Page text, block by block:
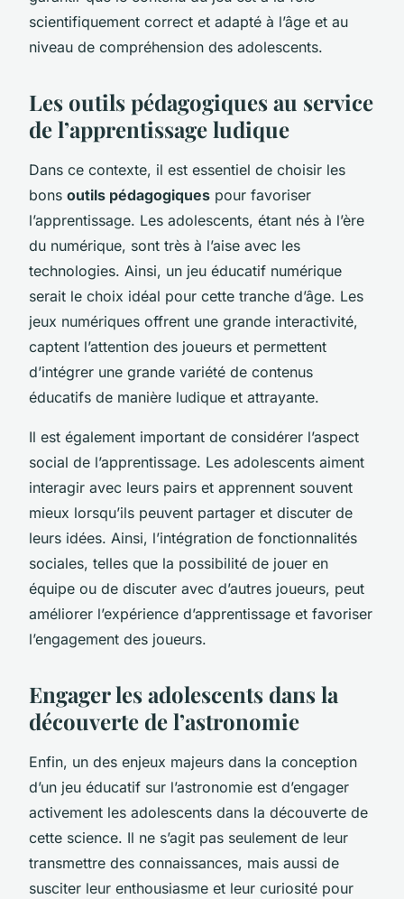
scientifiquement correct et adapté à l’âge et au
niveau de compréhension des adolescents.
Les outils pédagogiques au service
de l’apprentissage ludique
Dans ce contexte, il est essentiel de choisir les
bons outils pédagogiques pour favoriser
l’apprentissage. Les adolescents, étant nés à l’ère
du numérique, sont très à l’aise avec les
technologies. Ainsi, un jeu éducatif numérique
serait le choix idéal pour cette tranche d’âge. Les
jeux numériques offrent une grande interactivité,
captent l’attention des joueurs et permettent
d’intégrer une grande variété de contenus
éducatifs de manière ludique et attrayante.
Il est également important de considérer l’aspect
social de l’apprentissage. Les adolescents aiment
interagir avec leurs pairs et apprennent souvent
mieux lorsqu’ils peuvent partager et discuter de
leurs idées. Ainsi, l’intégration de fonctionnalités
sociales, telles que la possibilité de jouer en
équipe ou de discuter avec d’autres joueurs, peut
améliorer l’expérience d’apprentissage et favoriser
l’engagement des joueurs.
Engager les adolescents dans la
découverte de l’astronomie
Enfin, un des enjeux majeurs dans la conception
d’un jeu éducatif sur l’astronomie est d’engager
activement les adolescents dans la découverte de
cette science. Il ne s’agit pas seulement de leur
transmettre des connaissances, mais aussi de
susciter leur enthousiasme et leur curiosité pour